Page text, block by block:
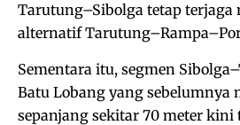
Tarutung–Sibolga tetap terjaga
alternatif
Sementara itu, segmen
Batu Lobang yang sebelumnya
sepanjang sekitar 70 meter